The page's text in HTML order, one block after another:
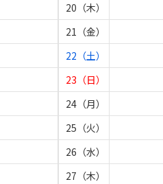
20（木）
21（金）
22（土）
23（日）
24（月）
25（火）
26（水）
27（木）